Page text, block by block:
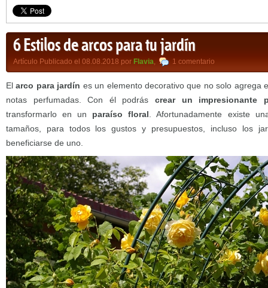
6 Estilos de arcos para tu jardín
Artículo Publicado el 08.08.2018 por Flavia, 1 comentario
Elarco para jardín es un elemento decorativo que no solo agrega
notas perfumadas. Con él podráscrear un
transformarlo en un paraíso floral . Afortunadamente existe
tamaños, para todos los gustos y presupuestos, incluso los
beneficiarse de uno.